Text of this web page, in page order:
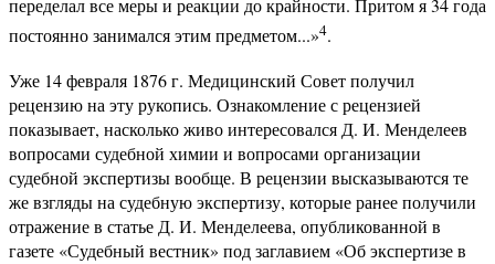
переделал все меры и реакции до крайности. Притом я 34 года
постоянно занимался этим предметом...»4.
Уже 14 февраля 1876 г. Медицинский Совет получил
рецензию на эту рукопись. Ознакомление с рецензией
показывает, насколько живо интересовался Д. И. Менделеев
вопросами судебной химии и вопросами организации
судебной экспертизы вообще. В рецензии высказываются те
же взгляды на судебную экспертизу, которые ранее получили
отражение в статье Д. И. Менделеева, опубликованной в
газете «Судебный вестник» под заглавием «Об экспертизе в